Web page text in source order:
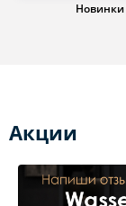
Новинки
Акции